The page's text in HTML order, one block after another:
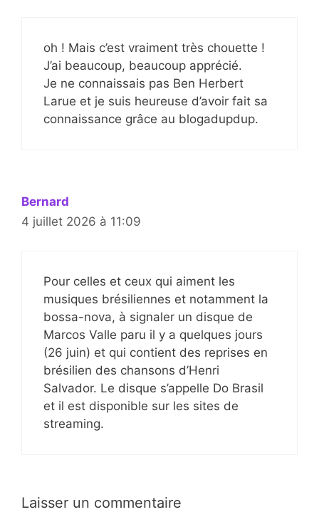
oh ! Mais c’est vraiment très chouette !
J’ai beaucoup, beaucoup apprécié.
Je ne connaissais pas Ben Herbert
Larue et je suis heureuse d’avoir fait sa
connaissance grâce au blogadupdup.
Bernard
4 juillet 2026 à 11:09
Pour celles et ceux qui aiment les
musiques brésiliennes et notamment la
bossa-nova, à signaler un disque de
Marcos Valle paru il y a quelques jours
(26 juin) et qui contient des reprises en
brésilien des chansons d’Henri
Salvador. Le disque s’appelle Do Brasil
et il est disponible sur les sites de
streaming.
Laisser un commentaire